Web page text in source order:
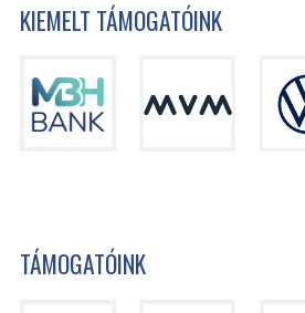
KIEMELT TÁMOGATÓINK
TÁMOGATÓINK